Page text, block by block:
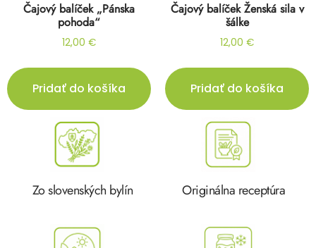
Čajový balíček „Pánska
pohoda“
12,00 €
Pridať do košíka
Čajový balíček Ženská sila v
šálke
12,00 €
Pridať do košíka
Zo slovenských bylín Originálna receptúra